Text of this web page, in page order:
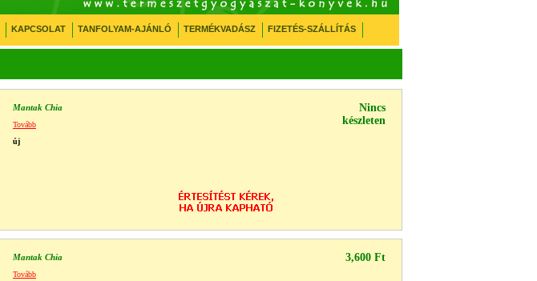
KAPCSOLAT TANFOLYAM-AJÁNLÓ TERMÉKVADÁSZ FIZETÉS-SZÁLLÍTÁS
Mantak Chia
Nincs
készleten
Tovább
új
Mantak Chia 3,600 Ft
Tovább